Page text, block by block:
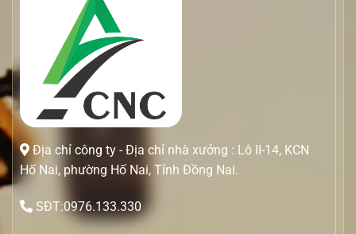
Địa chỉ công ty - Địa chỉ nhà xưởng : Lô II-14, KCN
Hố Nai, phường Hố Nai, Tỉnh Đồng Nai.
SĐT:0976.133.330